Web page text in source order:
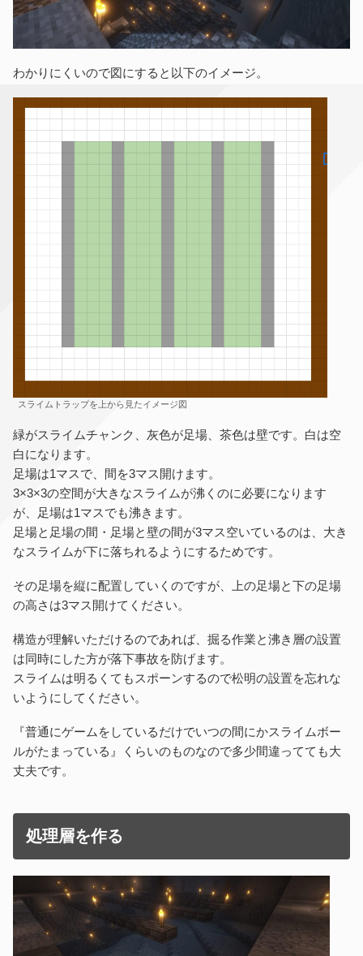
わかりにくいので図にすると以下のイメージ。
スライムトラップを上から見たイメージ図
緑がスライムチャンク、灰色が足場、茶色は壁です。白は空
白になります。
足場は1マスで、間を3マス開けます。
3×3×3の空間が大きなスライムが沸くのに必要になります
が、足場は1マスでも沸きます。
足場と足場の間・足場と壁の間が3マス空いているのは、大き
なスライムが下に落ちれるようにするためです。
その足場を縦に配置していくのですが、上の足場と下の足場
の高さは3マス開けてください。
構造が理解いただけるのであれば、掘る作業と沸き層の設置
は同時にした方が落下事故を防げます。
スライムは明るくてもスポーンするので松明の設置を忘れな
いようにしてください。
『普通にゲームをしているだけでいつの間にかスライムボー
ルがたまっている』くらいのものなので多少間違ってても大
丈夫です。
処理層を作る